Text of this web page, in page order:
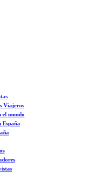
Viajeros
el mundo
España